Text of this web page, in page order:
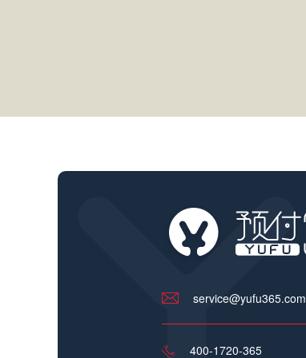
service@yufu365.com
400-1720-365